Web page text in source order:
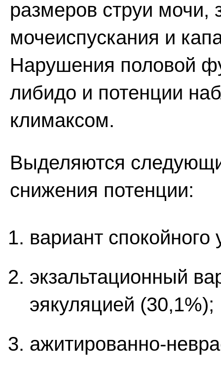
размеров струи мочи,
мочеиспускания и
Нарушения половой
либидо и потенции
климаксом.
Выделяются
снижения потенции:
вариант спокойного
экзальтационный
эякуляцией (30,1%);
ажитированно-